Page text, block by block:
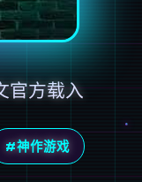
方载入
#神作游戏